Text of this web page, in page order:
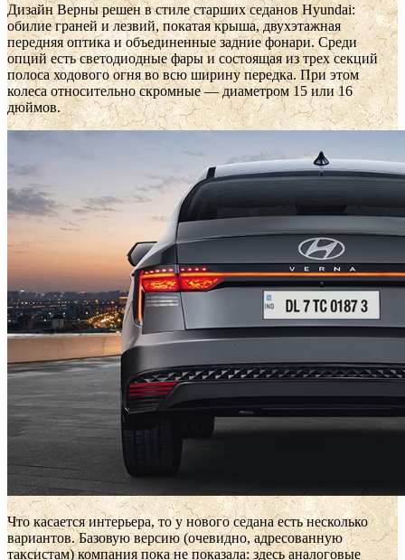
Дизайн Верны решен в стиле старших седанов Hyundai:
обилие граней и лезвий, покатая крыша, двухэтажная
передняя оптика и объединенные задние фонари. Среди
опций есть светодиодные фары и состоящая из трех секций
полоса ходового огня во всю ширину передка. При этом
колеса относительно скромные — диаметром 15 или 16
дюймов.
Что касается интерьера, то у нового седана есть несколько
вариантов. Базовую версию (очевидно, адресованную
таксистам) компания пока не показала: здесь аналоговые